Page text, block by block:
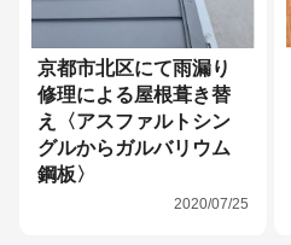
京都市北区にて雨漏り
修理による屋根葺き替
え〈アスファルトシン
グルからガルバリウム
鋼板〉
2020/07/25